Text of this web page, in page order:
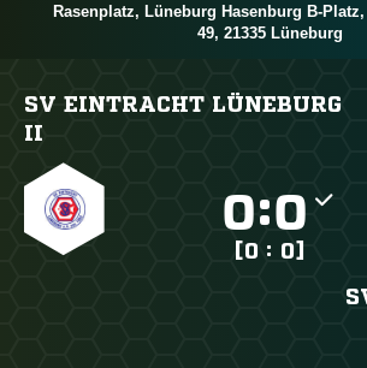
Rasenplatz, Lüneburg Hasenburg B-
49, 21335 Lüneburg
SV EINTRACHT LÜNEBURG
II
:
[0 : 0]